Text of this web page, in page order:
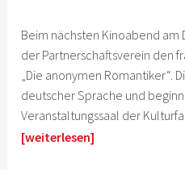
Beim nächsten Kinoabend am
der Partnerschaftsverein den
„Die anonymen Romantiker“.
deutscher Sprache und
Veranstaltungssaal der
[weiterlesen]